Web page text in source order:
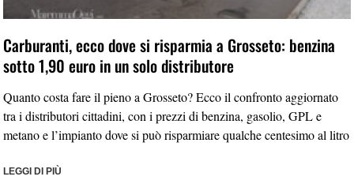
Carburanti, ecco dove si risparmia a Grosseto: benzina
sotto 1,90 euro in un solo distributore
Quanto costa fare il pieno a Grosseto? Ecco il confronto aggiornato
tra i distributori cittadini, con i prezzi di benzina, gasolio, GPL e
metano e l’impianto dove si può risparmiare qualche centesimo al litro
LEGGI DI PIÙ